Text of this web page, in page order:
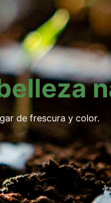
de frescura y color.